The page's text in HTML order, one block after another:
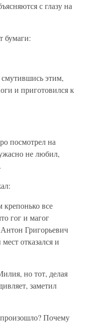
с глазу на
бумаги:
этим,
и приготовился к
посмотрел на
не любил,
все
гог и магог
Григорьевич
отказался и
но тот, делая
заметил
Почему